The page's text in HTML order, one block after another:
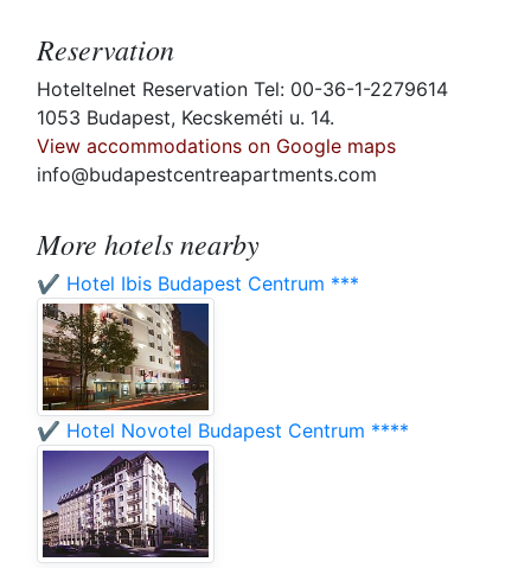
Reservation
Hoteltelnet Reservation Tel: 00-36-1-2279614
1053 Budapest, Kecskeméti u. 14.
View accommodations on Google maps
info@budapestcentreapartments.com
More hotels nearby
✔️ Hotel Ibis Budapest Centrum ***
✔️ Hotel Novotel Budapest Centrum ****